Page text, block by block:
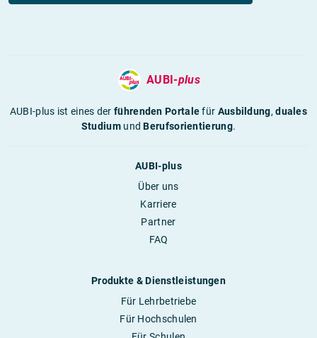
AUBI-plus
AUBI-plus ist eines derführenden Portalefür Ausbildung,duales
StudiumundBerufsorientierung.
AUBI-plus
Über uns
Karriere
Partner
FAQ
Produkte & Dienstleistungen
Für Lehrbetriebe
Für Hochschulen